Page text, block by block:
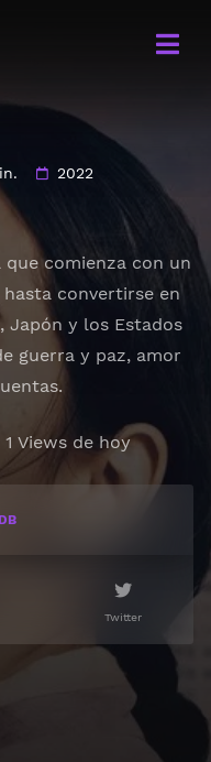
2022
comienza con un
convertirse en
Japón y los Estados
guerra y paz, amor
1 Views de hoy
Twitter